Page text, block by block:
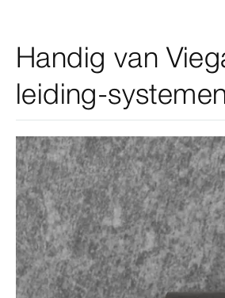
Handig van
leiding-